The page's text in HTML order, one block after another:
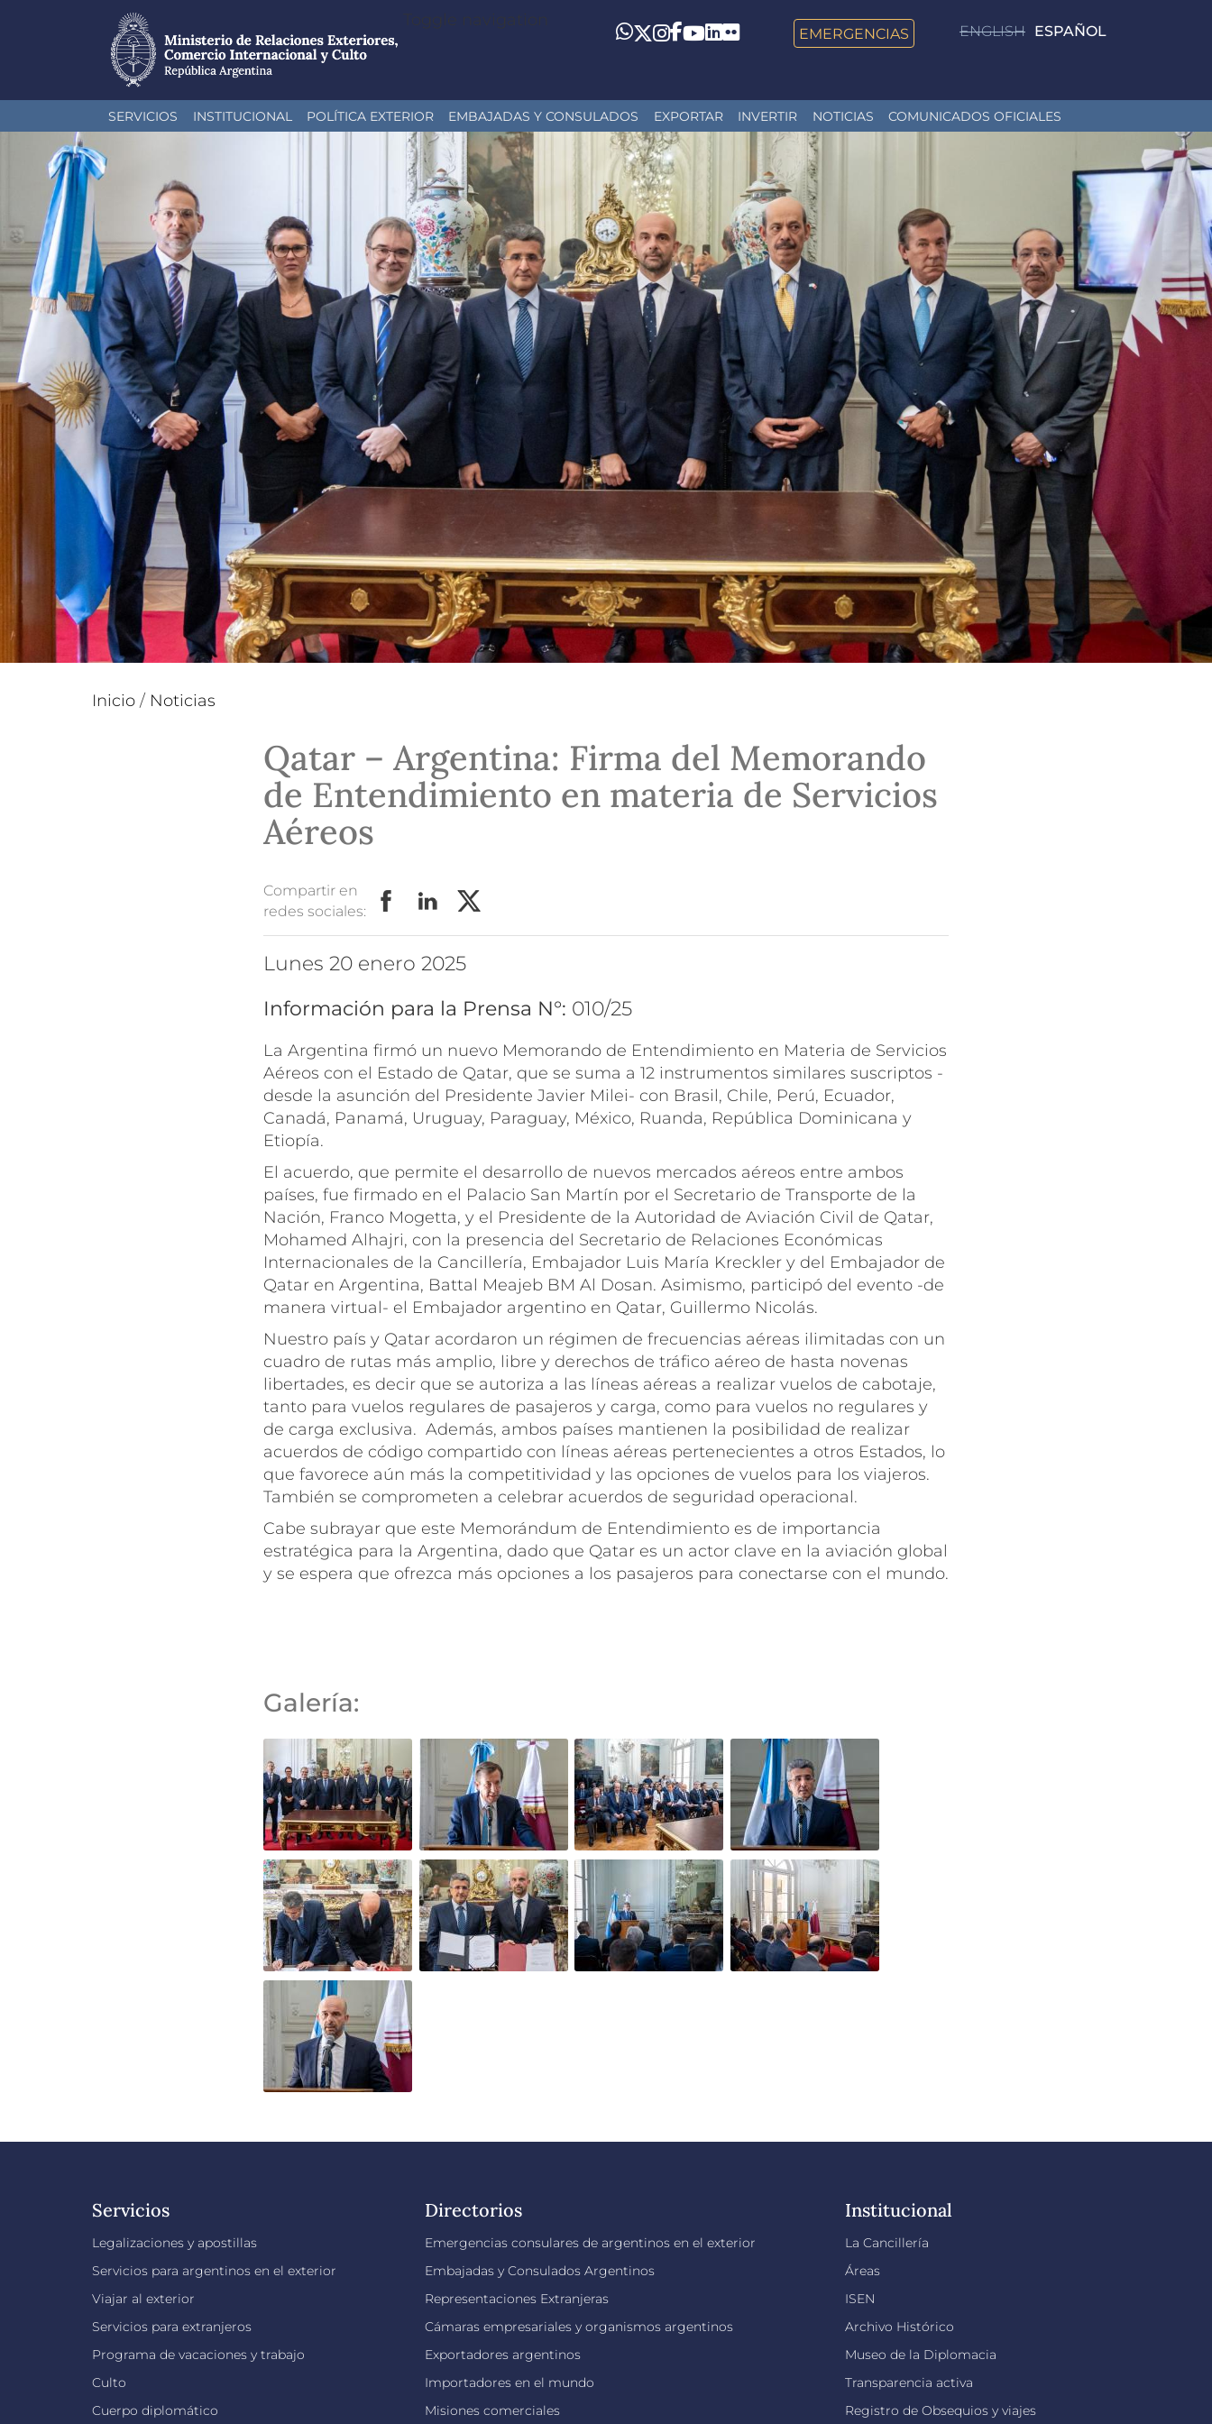
al
contenido
principal
Toggle navigation
ENGLISH ESPAÑOL
Whatsapp
Twitter
Instagram
Facebook
YouTube
LinkedIn
Flickr EMERGENCIAS
SERVICIOS INSTITUCIONAL POLÍTICA EXTERIOR EMBAJADAS Y CONSULADOS EXPORTAR INVERTIR NOTICIAS COMUNICADOS OFICIALES
Inicio / Noticias
Qatar – Argentina: Firma del Memorando
de Entendimiento en materia de Servicios
Aéreos
Compartir en
redes sociales:
lunes 20 enero 2025
Información para la Prensa N°: 010/25
La Argentina firmó un nuevo Memorando de Entendimiento en Materia de Servicios
Aéreos con el Estado de Qatar, que se suma a 12 instrumentos similares suscriptos -
desde la asunción del Presidente Javier Milei- con Brasil, Chile, Perú, Ecuador,
Canadá, Panamá, Uruguay, Paraguay, México, Ruanda, República Dominicana y
Etiopía.
El acuerdo, que permite el desarrollo de nuevos mercados aéreos entre ambos
países, fue firmado en el Palacio San Martín por el Secretario de Transporte de la
Nación, Franco Mogetta, y el Presidente de la Autoridad de Aviación Civil de Qatar,
Mohamed Alhajri, con la presencia del Secretario de Relaciones Económicas
Internacionales de la Cancillería, Embajador Luis María Kreckler y del Embajador de
Qatar en Argentina, Battal Meajeb BM Al Dosan. Asimismo, participó del evento -de
manera virtual- el Embajador argentino en Qatar, Guillermo Nicolás.
Nuestro país y Qatar acordaron un régimen de frecuencias aéreas ilimitadas con un
cuadro de rutas más amplio, libre y derechos de tráfico aéreo de hasta novenas
libertades, es decir que se autoriza a las líneas aéreas a realizar vuelos de cabotaje,
tanto para vuelos regulares de pasajeros y carga, como para vuelos no regulares y
de carga exclusiva. Además, ambos países mantienen la posibilidad de realizar
acuerdos de código compartido con líneas aéreas pertenecientes a otros Estados, lo
que favorece aún más la competitividad y las opciones de vuelos para los viajeros.
También se comprometen a celebrar acuerdos de seguridad operacional.
Cabe subrayar que este Memorándum de Entendimiento es de importancia
estratégica para la Argentina, dado que Qatar es un actor clave en la aviación global
y se espera que ofrezca más opciones a los pasajeros para conectarse con el mundo.
Galería:
Servicios
Legalizaciones y apostillas
Servicios para argentinos en el exterior
Viajar al exterior
Servicios para extranjeros
Programa de vacaciones y trabajo
Culto
Cuerpo diplomático
Directorios
Emergencias consulares de argentinos en el exterior
Embajadas y Consulados Argentinos
Representaciones Extranjeras
Cámaras empresariales y organismos argentinos
Exportadores argentinos
Importadores en el mundo
Misiones comerciales
Institucional
La Cancillería
Áreas
ISEN
Archivo Histórico
Museo de la Diplomacia
Transparencia activa
Registro de Obsequios y viajes